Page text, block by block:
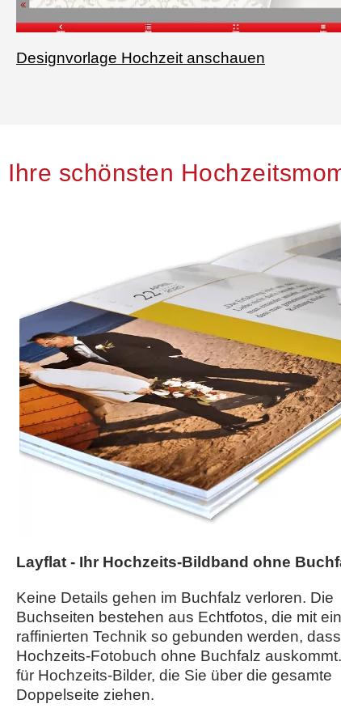
Designvorlage Hochzeit anschauen
Ihre schönsten
Layflat - Ihr Hochzeits-Bildband ohne
Keine Details gehen im Buchfalz verloren. Die
Buchseiten bestehen aus Echtfotos, die mit
raffinierten Technik so gebunden werden,
Hochzeits-Fotobuch ohne Buchfalz
für Hochzeits-Bilder, die Sie über die gesamte
Doppelseite ziehen.